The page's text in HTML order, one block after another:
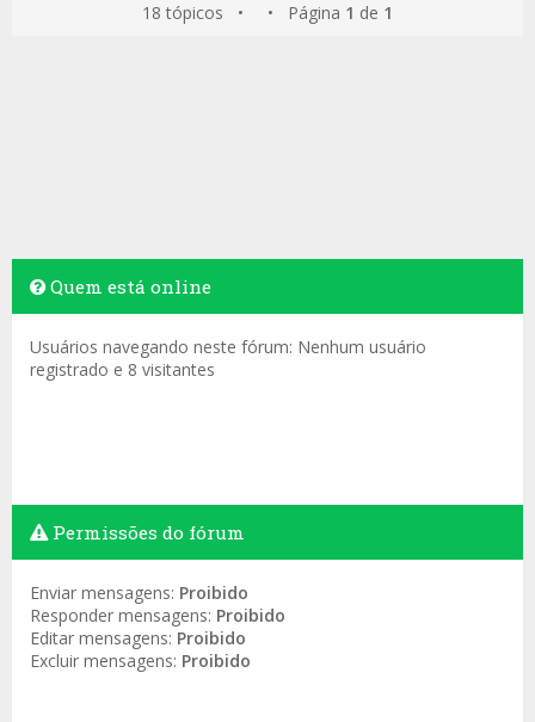
18 tópicos • • Página 1 de 1
Quem está online
Usuários navegando neste fórum: Nenhum usuário
registrado e 8 visitantes
Permissões do fórum
Enviar mensagens: Proibido
Responder mensagens: Proibido
Editar mensagens: Proibido
Excluir mensagens: Proibido